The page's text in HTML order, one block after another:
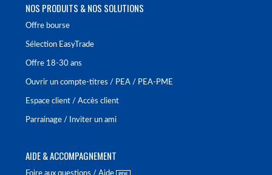
NOS PRODUITS & NOS SOLUTIONS
Offre bourse
Sélection EasyTrade
Offre 18-30 ans
Ouvrir un compte-titres / PEA / PEA-PME
Espace client / Accès client
Parrainage / Inviter un ami
AIDE & ACCOMPAGNEMENT